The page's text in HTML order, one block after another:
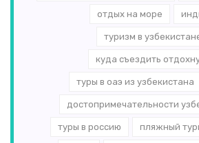
отдых на море
туризм в
куда съездить
туры в оаэ из узбекистана
достопримечательности
туры в россию пляжный